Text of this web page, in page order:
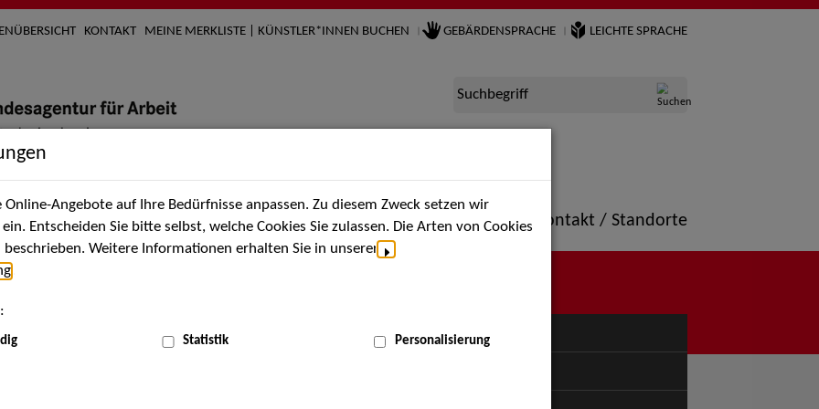
KONTAKT MEINE MERKLISTE | KÜNSTLER*INNEN BUCHEN GEBÄRDENSPRACHE LEICHTE SPRACHE
Suchbegriff
Künstler*innen Über uns Aktuelles Termine Portfolio Kontakt / Standorte
MENÜ
Angebote auf Ihre Bedürfnisse anpassen. Zu diesem Zweck setzen wir
Entscheiden Sie bitte selbst, welche Cookies Sie zulassen. Die Arten von Cookies
Weitere Informationen erhalten Sie in unserer
Statistik Personalisierung